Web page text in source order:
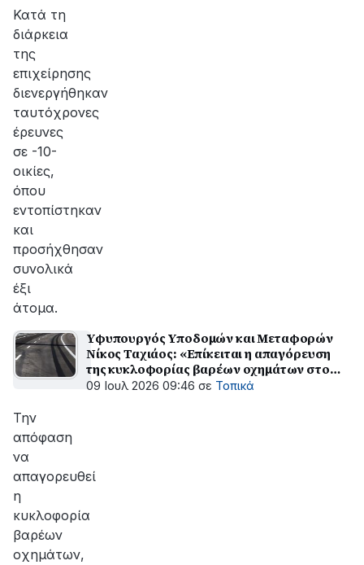
Κατά τη
διάρκεια
της
επιχείρησης
διενεργήθηκαν
ταυτόχρονες
έρευνες
σε -10-
οικίες,
όπου
εντοπίστηκαν
και
προσήχθησαν
συνολικά
έξι
άτομα.
Υφυπουργός Υποδομών και Μεταφορών
Νίκος Ταχιάος: «Επίκειται η απαγόρευση
της κυκλοφορίας βαρέων οχημάτων στο
παράπλευρο δίκτυο του Πάτρα – Πύργος»
09 Ιουλ 2026 09:46 σε Τοπικά
Την
απόφαση
να
απαγορευθεί
η
κυκλοφορία
βαρέων
οχημάτων,